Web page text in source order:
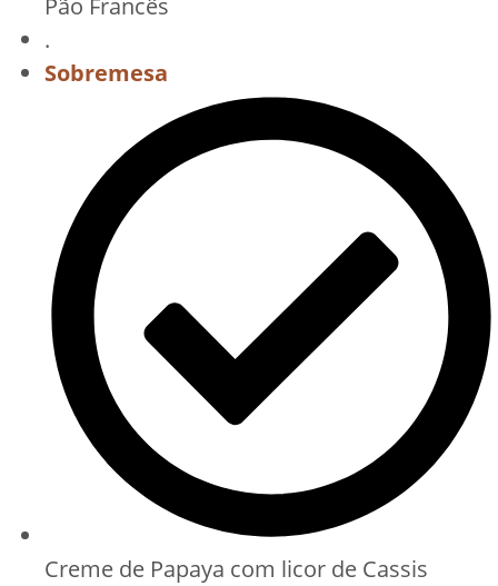
Pão Francês
.
Sobremesa
Creme de Papaya com licor de Cassis